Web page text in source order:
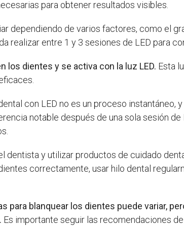
para obtener resultados visibles.
dependiendo de varios factores, como el
realizar entre 1 y 3 sesiones de LED para
los dientes y se activa con la luz LED. Esta
con LED no es un proceso instantáneo,
notable después de una sola sesión
dentista y utilizar productos de cuidado
correctamente, usar hilo dental
para blanquear los dientes puede variar,
Es importante seguir las recomendaciones